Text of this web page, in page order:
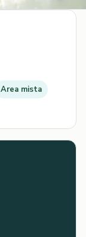
Area mista